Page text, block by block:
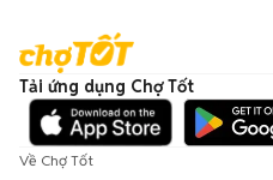
Tải ứng dụng Chợ Tốt
Về Chợ Tốt